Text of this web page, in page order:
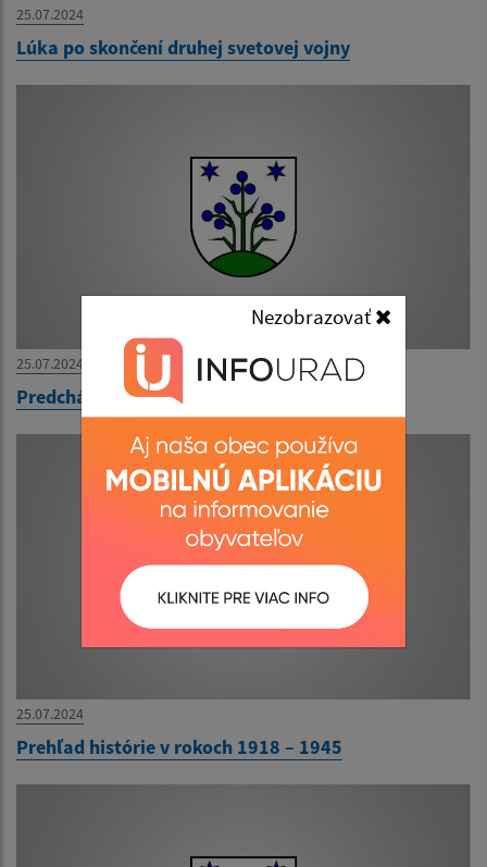
25.07.2024
Lúka po skončení druhej svetovej vojny
25.07.2024
Predchádzajúci starostovia
25.07.2024
Prehľad histórie v rokoch 1918 – 1945
Nezobrazovať